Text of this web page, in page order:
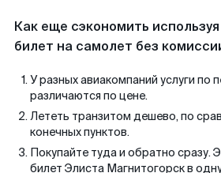
Как еще сэкономить
билет на самолет без
У разных авиакомпаний услуги по
различаются по цене.
Лететь транзитом дешево, по
конечных пунктов.
Покупайте туда и обратно сразу.
билет Элиста Магнитогорск в